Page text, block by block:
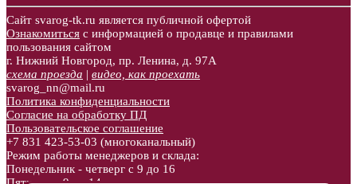
Сайт svarog-tk.ru является публичной офертой
Ознакомиться с информацией о продавце и правилами
пользования сайтом
г. Нижний Новгород, пр. Ленина, д. 97А
схема проезда | видео, как проехать
svarog_nn@mail.ru
Политика конфиденциальности
Согласие на обработку ПД
Пользовательское соглашение
+7 831 423-53-03 (многоканальный)
Режим работы менеджеров и склада:
Понедельник - четверг с 9 до 16